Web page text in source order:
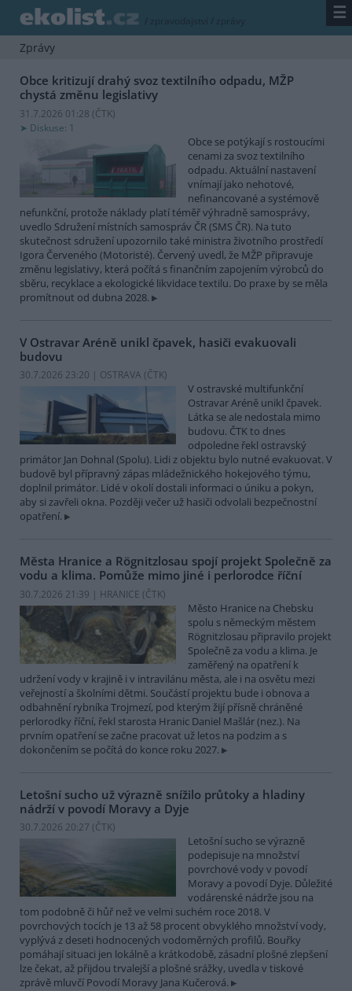
/ zpravodajství / zprávy ☰
Zprávy
Obce kritizují drahý svoz textilního odpadu, MŽP
chystá změnu legislativy
31.7.2026 01:28 (ČTK)
Diskuse: 1
Obce se potýkají s rostoucími
cenami za svoz textilního
odpadu. Aktuální nastavení
vnímají jako nehotové,
nefinancované a systémově
nefunkční, protože náklady platí téměř výhradně samosprávy,
uvedlo Sdružení místních samospráv ČR (SMS ČR). Na tuto
skutečnost sdružení upozornilo také ministra životního prostředí
Igora Červeného (Motoristé). Červený uvedl, že MŽP připravuje
změnu legislativy, která počítá s finančním zapojením výrobců do
sběru, recyklace a ekologické likvidace textilu. Do praxe by se měla
promítnout od dubna 2028.
V Ostravar Aréně unikl čpavek, hasiči evakuovali
budovu
30.7.2026 23:20 | OSTRAVA (ČTK)
V ostravské multifunkční
Ostravar Aréně unikl čpavek.
Látka se ale nedostala mimo
budovu. ČTK to dnes
odpoledne řekl ostravský
primátor Jan Dohnal (Spolu). Lidi z objektu bylo nutné evakuovat. V
budově byl přípravný zápas mládežnického hokejového týmu,
doplnil primátor. Lidé v okolí dostali informaci o úniku a pokyn,
aby si zavřeli okna. Později večer už hasiči odvolali bezpečnostní
opatření.
Města Hranice a Rögnitzlosau spojí projekt Společně za
vodu a klima. Pomůže mimo jiné i perlorodce říční
30.7.2026 21:39 | HRANICE (ČTK)
Město Hranice na Chebsku
spolu s německým městem
Rögnitzlosau připravilo projekt
Společně za vodu a klima. Je
zaměřený na opatření k
udržení vody v krajině i v intravilánu města, ale i na osvětu mezi
veřejností a školními dětmi. Součástí projektu bude i obnova a
odbahnění rybníka Trojmezí, pod kterým žijí přísně chráněné
perlorodky říční, řekl starosta Hranic Daniel Mašlár (nez.). Na
prvním opatření se začne pracovat už letos na podzim a s
dokončením se počítá do konce roku 2027.
Letošní sucho už výrazně snížilo průtoky a hladiny
nádrží v povodí Moravy a Dyje
30.7.2026 20:27 (ČTK)
Letošní sucho se výrazně
podepisuje na množství
povrchové vody v povodí
Moravy a povodí Dyje. Důležité
vodárenské nádrže jsou na
tom podobně či hůř než ve velmi suchém roce 2018. V
povrchových tocích je 13 až 58 procent obvyklého množství vody,
vyplývá z deseti hodnocených vodoměrných profilů. Bouřky
pomáhají situaci jen lokálně a krátkodobě, zásadní plošné zlepšení
lze čekat, až přijdou trvalejší a plošné srážky, uvedla v tiskové
zprávě mluvčí Povodí Moravy Jana Kučerová.